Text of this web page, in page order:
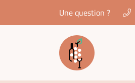
Une question ?
1 Rue du Dr Demirleau
95160 MONTMORENCY
01 34 12 62 73